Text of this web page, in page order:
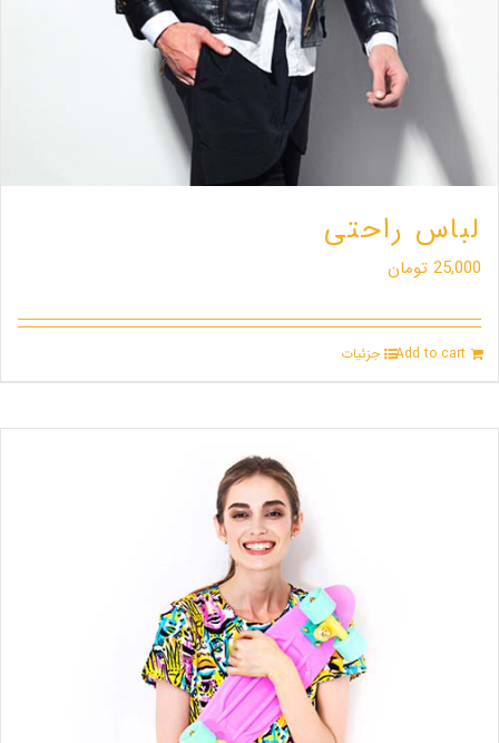
لباس راحتی
25,000 تومان
Add to cart جزئیات